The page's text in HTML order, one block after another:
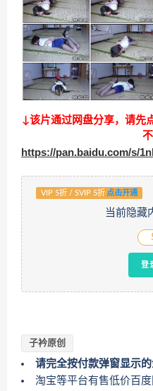
↓该片通过网盘分享，请先
https://pan.baidu.com/s/
VIP 5折 / SVIP 5折 点击开通
当前隐藏
登
子衿原创
请完全按付款弹窗显示
淘宝等平台有售低价百